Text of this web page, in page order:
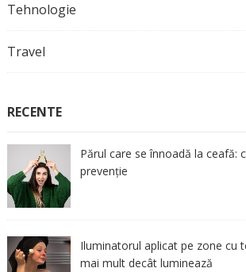
Tehnologie
Travel
RECENTE
Părul care se înnoadă la ceafă:
prevenție
Iluminatorul aplicat pe zone cu
mai mult decât luminează